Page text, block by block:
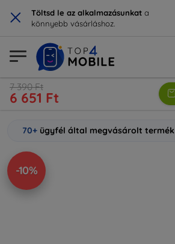
× Töltsd le az alkalmazásunkat a
könnyebb vásárláshoz.
7 390 Ft
6 651 Ft
70+ ügyfél által megvásárolt termék
-10%